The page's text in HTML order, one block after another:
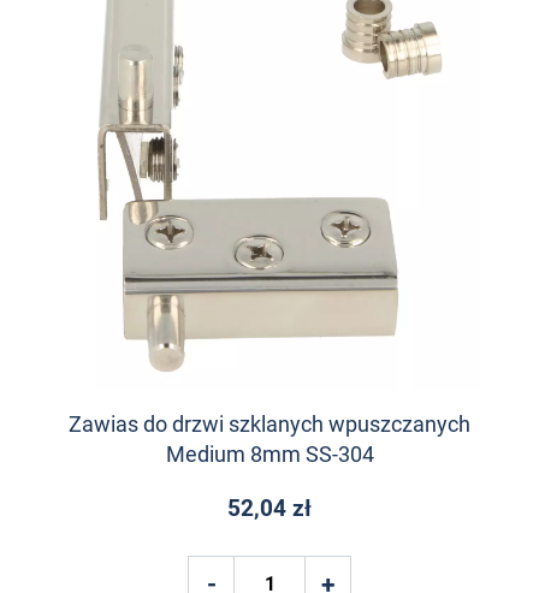
Zawias do drzwi szklanych wpuszczanych
Medium 8mm SS-304
52,04 zł